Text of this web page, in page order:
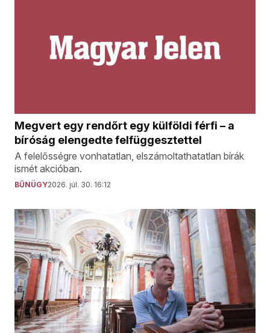
Megvert egy rendőrt egy külföldi férfi – a
bíróság elengedte felfüggesztettel
A felelősségre vonhatatlan, elszámoltathatatlan bírák
ismét akcióban.
BŰNÜGY2026. júl. 30. 16:12